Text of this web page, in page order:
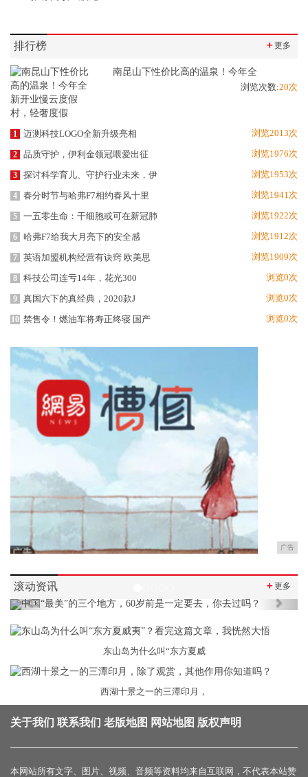
排行榜 ＋更多
南昆山下性价比高的温泉！今年全
浏览次数:20次
1 迈测科技LOGO全新升级亮相 浏览2013次
2 品质守护，伊利金领冠喂爱出征 浏览1976次
3 探讨科学育儿、守护行业未来，伊 浏览1953次
4 春分时节与哈弗F7相约春风十里 浏览1941次
5 一五零生命：干细胞或可在新冠肺 浏览1922次
6 哈弗F7给我大月亮下的安全感 浏览1912次
7 英语加盟机构经营有诀窍 欧美思 浏览1909次
8 科技公司连亏14年，花光300 浏览0次
9 真国六下的真经典，2020款J 浏览0次
10 禁售令！燃油车将寿正终寝 国产 浏览0次
广告
滚动资讯 ＋更多
Previous Next
东山岛为什么叫“东方夏威
西湖十景之一的三潭印月，
关于我们 联系我们 老版地图 网站地图 版权声明
本网站所有文字、图片、视频、音频等资料均来自互联网，不代表本站赞